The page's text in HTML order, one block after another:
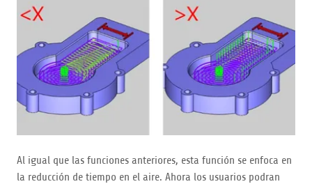
Al igual que las funciones anteriores, esta función se enfoca en
la reducción de tiempo en el aire. Ahora los usuarios podran